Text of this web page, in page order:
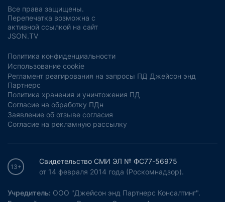
Все права защищены.
Перепечатка возможна с
активной ссылкой на сайт
JSON.TV
Политика конфиденциальности
Использование cookie
Регламент реагирования на запросы ПД Джейсон энд
Партнерс
Политика хранения и уничтожения ПД
Согласие на обработку ПДн
Заявление об отзыве согласия
Согласие на рекламную рассылку
13+
Свидетельство СМИ ЭЛ № ФС77-56975
от 14 февраля 2014 года (Роскомнадзор).
Учредитель: ООО "Джейсон энд Партнерс Консалтинг".